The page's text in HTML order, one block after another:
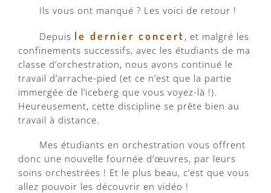
Ils vous ont manqué ? Les voici de retour !
Depuis le dernier concert , et malgré les
confinements successifs, avec les étudiants de ma
classe d’orchestration, nous avons continué le
travail d’arrache-pied (et ce n’est que la partie
immergée de l’iceberg que vous voyez-là !).
Heureusement, cette discipline se prête bien au
travail à distance.
Mes étudiants en orchestration vous offrent
donc une nouvelle fournée d’œuvres, par leurs
soins orchestrées ! Et le plus beau, c’est que vous
allez pouvoir les découvrir en vidéo !